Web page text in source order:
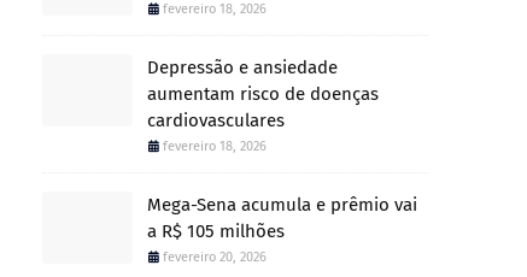
fevereiro 18, 2026
Depressão e ansiedade
aumentam risco de doenças
cardiovasculares
fevereiro 18, 2026
Mega-Sena acumula e prêmio vai
a R$ 105 milhões
fevereiro 20, 2026